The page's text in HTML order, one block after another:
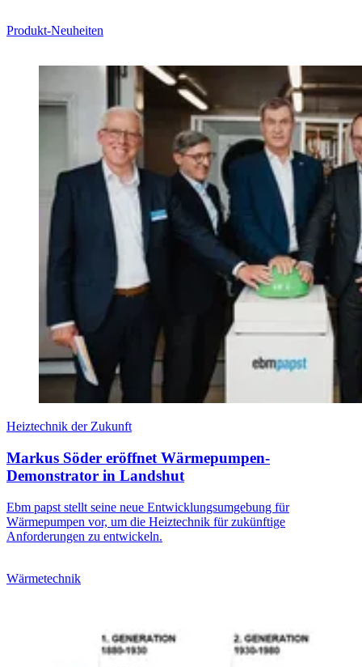
Produkt-Neuheiten
Heiztechnik der Zukunft
Markus Söder eröffnet Wärmepumpen-
Demonstrator in Landshut
Ebm papst stellt seine neue Entwicklungsumgebung für
Wärmepumpen vor, um die Heiztechnik für zukünftige
Anforderungen zu entwickeln.
Wärmetechnik